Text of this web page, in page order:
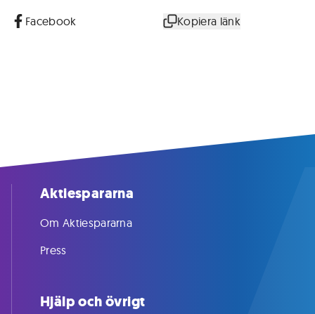
Facebook Kopiera länk
Aktiespararna
Om Aktiespararna
Press
Hjälp och övrigt